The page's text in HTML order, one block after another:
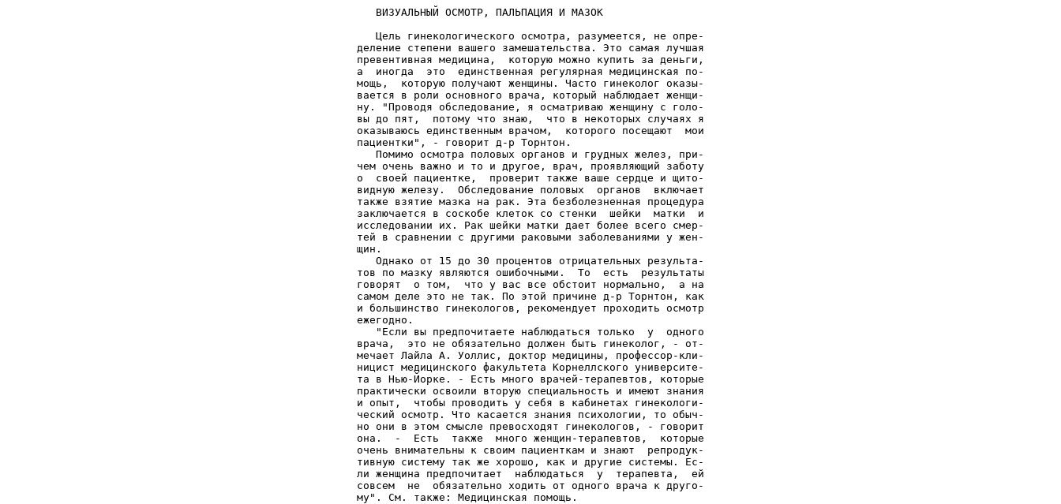
   ВИЗУАЛЬНЫЙ ОСМОТР, ПАЛЬПАЦИЯ И МАЗОК
   Цель гинекологического осмотра, разумеется, не опре-
деление степени вашего замешательства. Это самая лучшая
превентивная медицина,  которую можно купить за деньги,
а  иногда  это  единственная регулярная медицинская по-
мощь,  которую получают женщины. Часто гинеколог оказы-
вается в роли основного врача, который наблюдает женщи-
ну. "Проводя обследование, я осматриваю женщину с голо-
вы до пят,  потому что знаю,  что в некоторых случаях я
оказываюсь единственным врачом,  которого посещают  мои
пациентки", - говорит д-р Торнтон.
   Помимо осмотра половых органов и грудных желез, при-
чем очень важно и то и другое, врач, проявляющий заботу
о  своей пациентке,  проверит также ваше сердце и щито-
видную железу.  Обследование половых  органов  включает
также взятие мазка на рак. Эта безболезненная процедура
заключается в соскобе клеток со стенки  шейки  матки  и
исследовании их. Рак шейки матки дает более всего смер-
тей в сравнении с другими раковыми заболеваниями у жен-
щин.
   Однако от 15 до 30 процентов отрицательных результа-
тов по мазку являются ошибочными.  То  есть  результаты
говорят  о том,  что у вас все обстоит нормально,  а на
самом деле это не так. По этой причине д-р Торнтон, как
и большинство гинекологов, рекомендует проходить осмотр
ежегодно.
   "Если вы предпочитаете наблюдаться только  у  одного
врача,  это не обязательно должен быть гинеколог, - от-
мечает Лайла А. Уоллис, доктор медицины, профессор-кли-
ницист медицинского факультета Корнеллского университе-
та в Нью-Йорке. - Есть много врачей-терапевтов, которые
практически освоили вторую специальность и имеют знания
и опыт,  чтобы проводить у себя в кабинетах гинекологи-
ческий осмотр. Что касается знания психологии, то обыч-
но они в этом смысле превосходят гинекологов, - говорит
она.  -  Есть  также  много женщин-терапевтов,  которые
очень внимательны к своим пациенткам и знают  репродук-
тивную систему так же хорошо, как и другие системы. Ес-
ли женщина предпочитает  наблюдаться  у  терапевта,  ей
совсем  не  обязательно ходить от одного врача к друго-
му". См. также: Медицинская помощь.